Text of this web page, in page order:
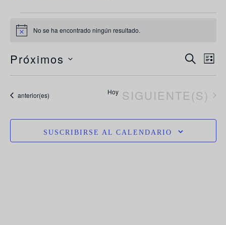
Aviso No se ha encontrado ningún resultado.
de
y
de
BUSCAR
Próximos
Selecciona
la Eventos
anterior(es) Hoy EVENTOS
SIGUIENTE(S)
SUSCRIBIRSE AL CALENDARIO